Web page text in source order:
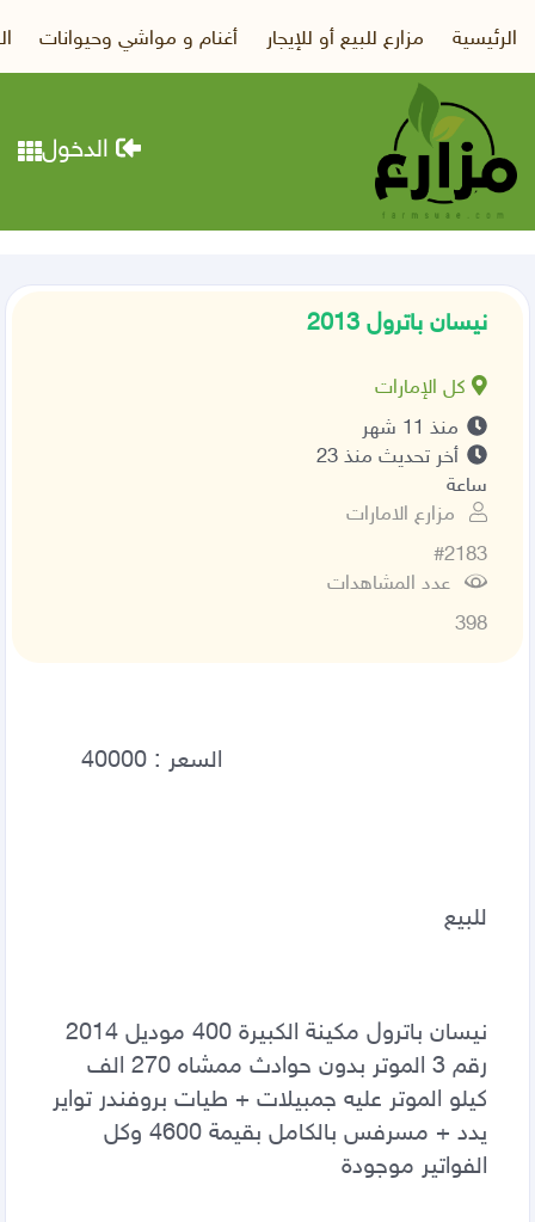
الرئيسية مزارع للبيع أو للإيجار أغنام و مواشي وحيوانات
الدخول
نيسان باترول 2013
كل الإمارات
منذ 11 شهر
أخر تحديث منذ 23
ساعة
مزارع الامارات
#2183
عدد المشاهدات
398
للبيع
الفواتير موجودة